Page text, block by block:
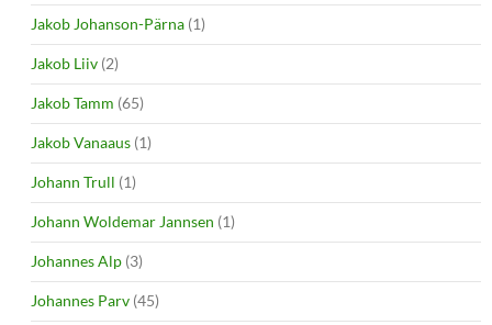
Jakob Johanson-Pärna (1)
Jakob Liiv (2)
Jakob Tamm (65)
Jakob Vanaaus (1)
Johann Trull (1)
Johann Woldemar Jannsen (1)
Johannes Alp (3)
Johannes Parv (45)